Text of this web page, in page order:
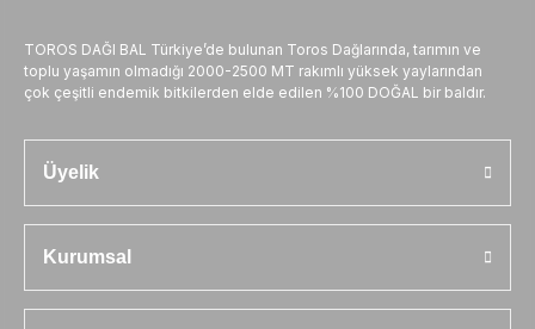
TOROS DAĞI BAL Türkiye’de bulunan Toros Dağlarında, tarımın ve
toplu yaşamın olmadığı 2000-2500 MT rakımlı yüksek yaylarından
çok çeşitli endemik bitkilerden elde edilen %100 DOĞAL bir baldır.
Üyelik
Kurumsal